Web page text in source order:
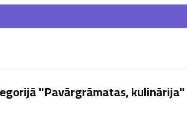
"Pavārgrāmatas, kulinārija"